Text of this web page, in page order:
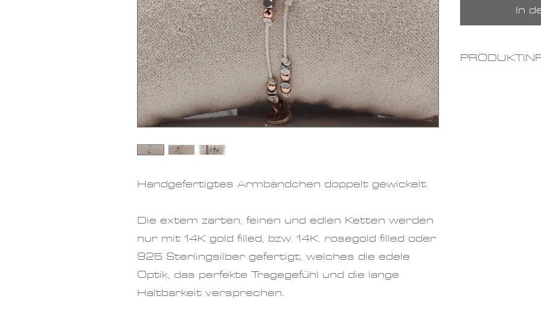
Handgefertigtes Armbändchen doppelt gewickelt.
Die extem zarten, feinen und edlen Ketten werden
nur mit 14K gold filled, bzw. 14K. rosegold filled oder
925 Sterlingsilber gefertigt, welches die edele
Optik, das perfekte Tragegefühl und die lange
Haltbarkeit versprechen.
In